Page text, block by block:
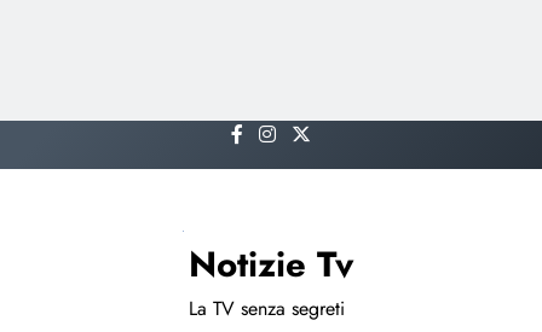
to
Notizie Tv
La TV senza segreti